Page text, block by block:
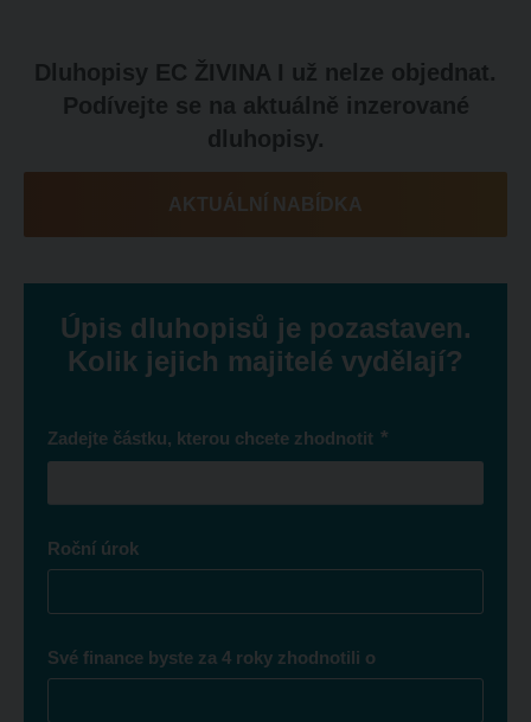
Dluhopisy EC ŽIVINA I už nelze objednat.
Podívejte se na aktuálně inzerované
dluhopisy.
AKTUÁLNÍ NABÍDKA
Úpis dluhopisů je pozastaven.
Kolik jejich majitelé vydělají?
Zadejte částku, kterou chcete zhodnotit *
Roční úrok
Své finance byste za 4 roky zhodnotili o